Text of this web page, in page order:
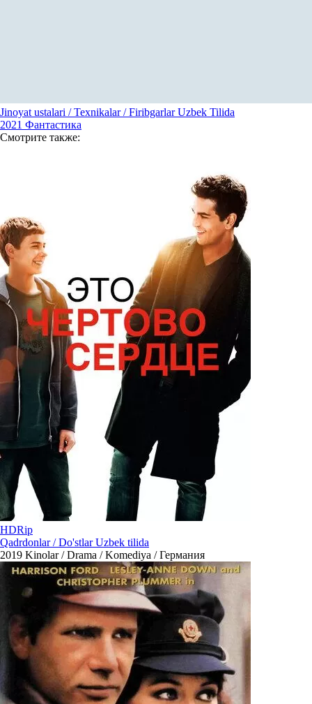
Jinoyat ustalari / Texnikalar / Firibgarlar Uzbek Tilida
2021 Фантастика
Смотрите также:
HDRip
Qadrdonlar / Do'stlar Uzbek tilida
2019 Kinolar / Drama / Komediya / Германия